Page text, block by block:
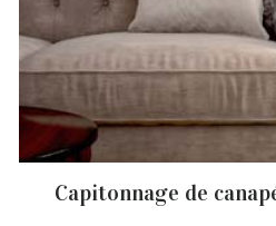
Capitonnage de